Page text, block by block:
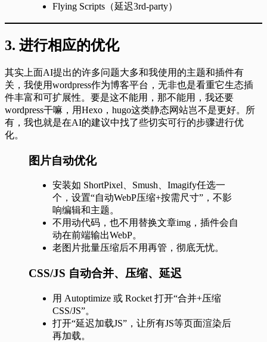
Flying Scripts（延迟3rd-party）
3. 进行相应的优化
其实上面AI提出的许多问题大多和我使用的主题和插件有
关，我使用wordpress作为博客平台，无非也是看重它生态插
件丰富和可扩展性。要是这不能用，那不能用，我还要
wordpress干嘛，用Hexo，hugo这类静态网站岂不是更好。所
有，我也就是在AI的建议中找了些切实可行的步骤进行优
化。
图片自动优化
安装如 ShortPixel、Smush、Imagify任选一
个，设置“自动WebP压缩+按需尺寸”，不影
响编辑和主题。
不用动代码，也不用替换文章img，插件会自
动在前端输出WebP。
老图片批量压缩后不用再管，彻底无忧。
CSS/JS 自动合并、压缩、延迟
用 Autoptimize 或 Rocket 打开“合并+压缩
CSS/JS”。
打开“延迟加载JS”，让所有JS等页面渲染后
再加载。